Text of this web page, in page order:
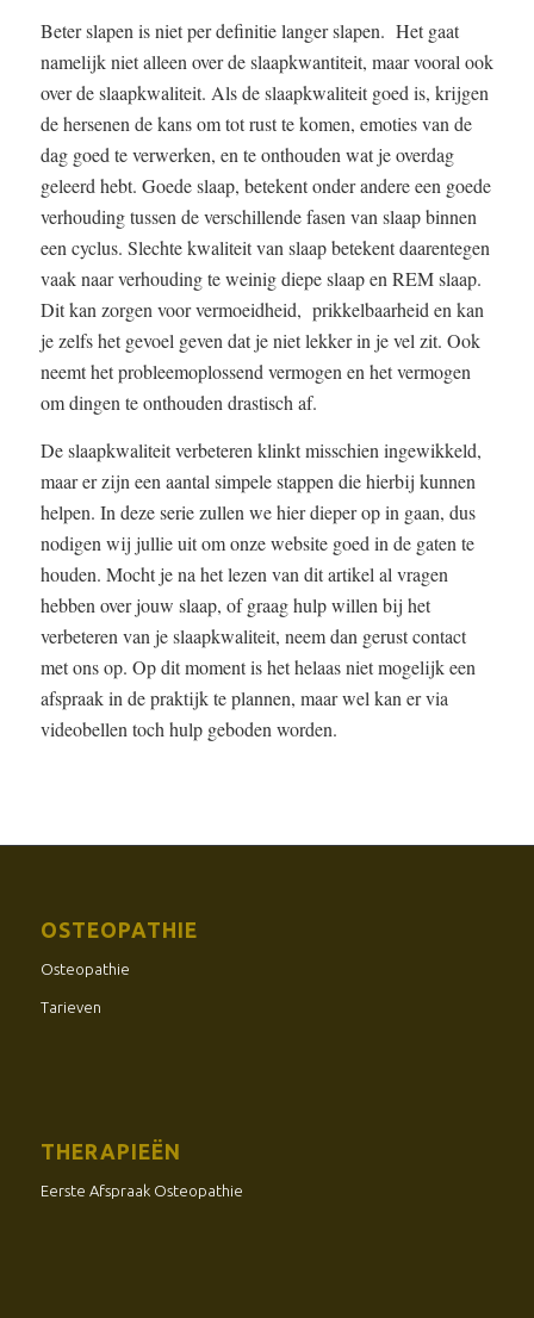
Beter slapen is niet per definitie langer slapen. Het gaat
namelijk niet alleen over de slaapkwantiteit, maar vooral ook
over de slaapkwaliteit. Als de slaapkwaliteit goed is, krijgen
de hersenen de kans om tot rust te komen, emoties van de
dag goed te verwerken, en te onthouden wat je overdag
geleerd hebt. Goede slaap, betekent onder andere een goede
verhouding tussen de verschillende fasen van slaap binnen
een cyclus. Slechte kwaliteit van slaap betekent daarentegen
vaak naar verhouding te weinig diepe slaap en REM slaap.
Dit kan zorgen voor vermoeidheid, prikkelbaarheid en kan
je zelfs het gevoel geven dat je niet lekker in je vel zit. Ook
neemt het probleemoplossend vermogen en het vermogen
om dingen te onthouden drastisch af.
De slaapkwaliteit verbeteren klinkt misschien ingewikkeld,
maar er zijn een aantal simpele stappen die hierbij kunnen
helpen. In deze serie zullen we hier dieper op in gaan, dus
nodigen wij jullie uit om onze website goed in de gaten te
houden. Mocht je na het lezen van dit artikel al vragen
hebben over jouw slaap, of graag hulp willen bij het
verbeteren van je slaapkwaliteit, neem dan gerust contact
met ons op. Op dit moment is het helaas niet mogelijk een
afspraak in de praktijk te plannen, maar wel kan er via
videobellen toch hulp geboden worden.
OSTEOPATHIE
Osteopathie
Tarieven
THERAPIEËN
Eerste Afspraak Osteopathie